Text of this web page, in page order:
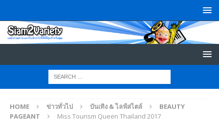
HOME ข่าวทั่วไป บันเทิง & ไลฟ์สไตล์
BEAUTY
PAGEANT
Miss Tourism Queen Thailand 2017